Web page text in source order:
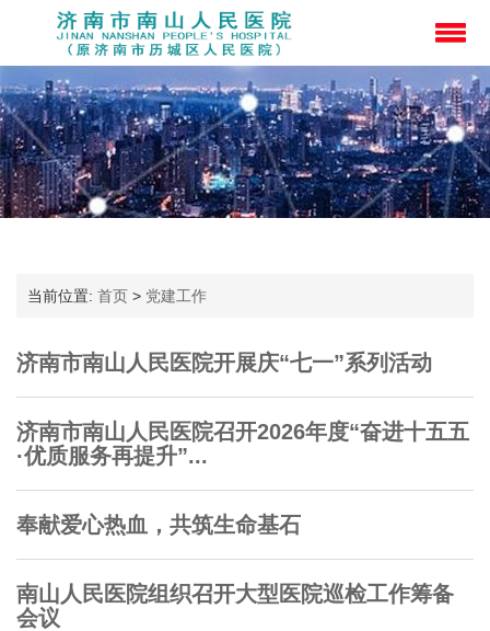
当前位置: 首页 > 党建工作
济南市南山人民医院开展庆“七一”系列活动
济南市南山人民医院召开2026年度“奋进十五五
·优质服务再提升”...
奉献爱心热血，共筑生命基石
南山人民医院组织召开大型医院巡检工作筹备
会议